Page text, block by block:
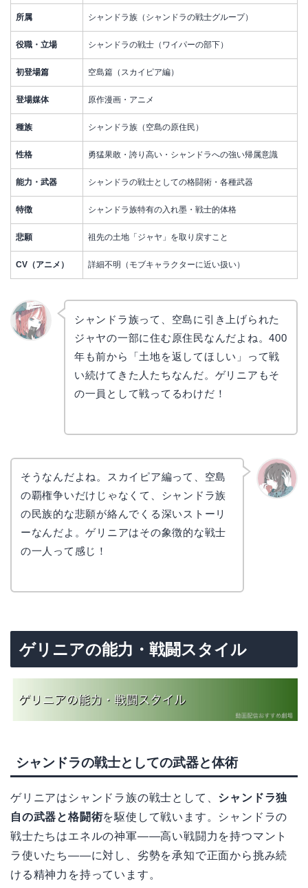
所属 シャンドラ族（シャンドラの戦士グループ）
役職・立場 シャンドラの戦士（ワイパーの部下）
初登場篇 空島篇（スカイピア編）
登場媒体 原作漫画・アニメ
種族 シャンドラ族（空島の原住民）
性格 勇猛果敢・誇り高い・シャンドラへの強い帰属意識
能力・武器 シャンドラの戦士としての格闘術・各種武器
特徴 シャンドラ族特有の入れ墨・戦士的体格
悲願 祖先の土地「ジャヤ」を取り戻すこと
CV（アニメ） 詳細不明（モブキャラクターに近い扱い）
シャンドラ族って、空島に引き上げられた
ジャヤの一部に住む原住民なんだよね。400
年も前から「土地を返してほしい」って戦
い続けてきた人たちなんだ。ゲリニアもそ
の一員として戦ってるわけだ！
そうなんだよね。スカイピア編って、空島
の覇権争いだけじゃなくて、シャンドラ族
の民族的な悲願が絡んでくる深いストーリ
ーなんだよ。ゲリニアはその象徴的な戦士
の一人って感じ！
ゲリニアの能力・戦闘スタイル
シャンドラの戦士としての武器と体術
ゲリニアはシャンドラ族の戦士として、 シャンドラ独
自の武器と格闘術を駆使して戦います。シャンドラの
戦士たちはエネルの神軍——高い戦闘力を持つマント
ラ使いたち——に対し、劣勢を承知で正面から挑み続
ける精神力を持っています。